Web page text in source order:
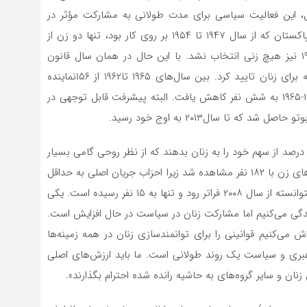
این فعالیت سیاسی برای مدت طولانی به مشارکت مؤثر در
جریان اصلی سیاسی تبدیل نشد. اولین مجلس مؤسسان پاکستان که از سال ۱۹۴۷ تا ۱۹۵۴ بر روی کار بود، تنها دو زن از
مجموع ۷۹ عضو داشت. در انتخابات غیرمستقیم سال ۱۹۵۶ نیز هیچ زنی انتخاب نشد. با این حال در همان سال قانون
اساسی حق رای زنان را همراه با کرسی‌های اختصاص یافته برای زنان تایید کرد. بین سال‌های ۱۹۶۵ تا۱۹۶۲ از ۱۵۶نماینده
مجلس تنها هشت نفر زن بودند که این تعداد در دوره ۱۹۶۹-۱۹۶۵ به شش نفر کاهش یافت. البته پیشرفت قابل توجهی در
تا سال۲۰۱۳ به اوج خود رسید.
قانون انتخابات ۲۰۱۷ همه احزاب را ملزم می‌کرد تا حداقل ۵ درصد از سهم خود را به زنان بدهند که از نظر روحی گامی بسیار
مثبتی تلقی می‌شد. در انتخابات ۲۰۱۸ بیشترین تعداد نامزدهای زن با ۱۸۲ نفر مشاهده شد زیرا احزاب جریان اصلی به حداقل
سهمیه خود پایبند بودند. اما تعداد منتخبان مجالس هنوز نتوانسته از سال ۲۰۰۸ فراتر رود و تنها به ۱۵ نفر رسیده است. یکی
زندگی می‌کنیم اما مشارکت زنان در سیاست در حال افزایش است.
قوانینی را برای توانمندسازی زنان در همه زمینه‌ها
و سیاست یک روند طولانی است. ما باید ارزش‌های اصلی
و سایر گروه‌های به حاشیه رانده شده احترام بگذارند».